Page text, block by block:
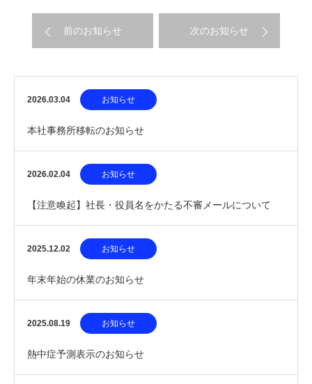
前のお知らせ 次のお知らせ
2026.03.04 お知らせ
本社事務所移転のお知らせ
2026.02.04 お知らせ
【注意喚起】社長・役員名をかたる不審メールについて
2025.12.02 お知らせ
年末年始の休業のお知らせ
2025.08.19 お知らせ
熱中症予測表示のお知らせ